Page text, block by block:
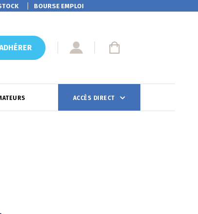
BOURSE EMPLOI
ACCÈS DIRECT